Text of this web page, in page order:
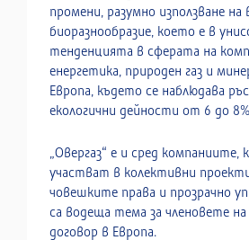
промени, разумно използване на
биоразнообразие, което е в
тенденцията в сферата на
енергетика, природен газ и
Европа, където се наблюдава
екологични дейности от 6 до
„Овергаз“ е и сред
участват в колективни проекти
човешките права и прозрачно
са водеща тема за членовете на
договор в Европа.